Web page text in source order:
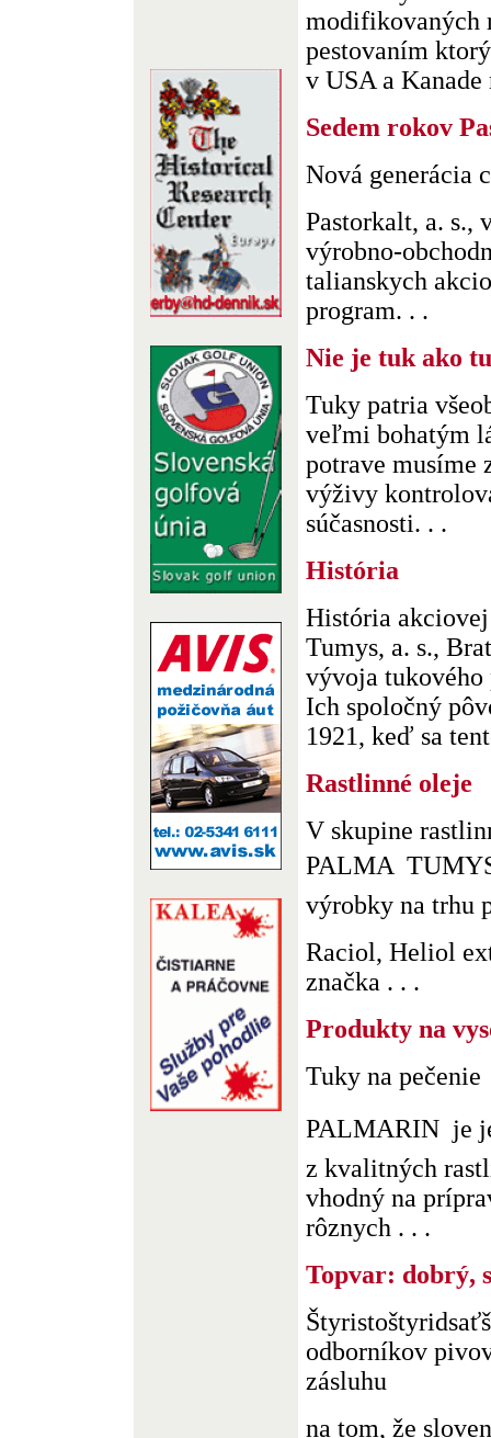
modifikovaných
pestovaním
v USA a
Sedem rokov
Nová generácia
Pastorkalt, a. s.,
výrobno-
talianskych
program. . .
Nie je tuk ako
Tuky patria
veľmi bohatým
potrave musíme
výživy
súčasnosti. . .
História
História
Tumys, a. s.,
vývoja tukového
Ich spoločný
1921, keď sa
Rastlinné oleje
V skupine
PALMA 
výrobky na trhu
Raciol, Heliol
značka . . .
Produkty na
Tuky na pečenie
PALMARIN  je
z kvalitných
vhodný na
rôznych . . .
Topvar: dobrý,
odborníkov
zásluhu
na tom, že